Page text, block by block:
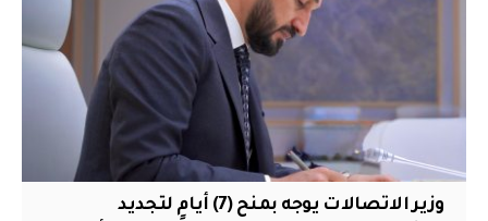
وزير الاتصالات يوجه بمنح (7) أيام لتجديد